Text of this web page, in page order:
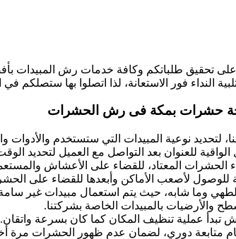
تحقيق طلباتكم وكافة خدمات رش المبيدات
النداء فور الاستعانة، لذا اتصلوا بها ستصلكم
حشرات بمكة فى رش الحشرات
لتحديد نوعية المبيدات التي ستستخدم والأدوات
الواقية للعنوان بعد التواصل مع العميل لتحديد
الحشرات المعتاد، للقضاء على الأعشاش
للوصول لأصعب الأماكن وأبعدها للقضاء على
وما شابه، حيث يتم استعمال مبيدات غير
والأرضيات بالمبيدات الخاصة بشركتنا.
تبدأ عملية تنظيف المكان كما كان بسرعة واتقان.
متابعة دوري، لضمان عدم ظهور الحشرات مرة